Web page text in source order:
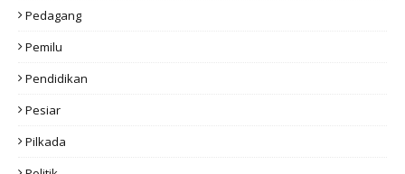
Pedagang
Pemilu
Pendidikan
Pesiar
Pilkada